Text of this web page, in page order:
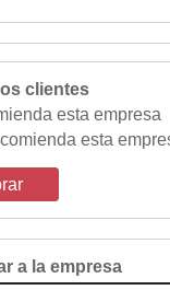
clientes
esta empresa
esta
a la empresa